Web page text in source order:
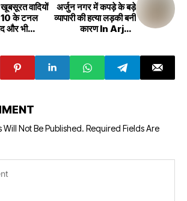
वादियों
और भी
plains
will be
to
अर्जुन नगर में कपड़े के बड़े
व्यापारी की हत्या लड़की बनी
कारण In Arjun
reason behind
the murder of a
big cloth
Will Not Be Published. Required Fields Are